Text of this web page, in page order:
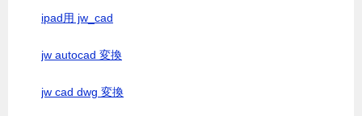
ipad用 jw_cad
jw autocad 変換
jw cad dwg 変換